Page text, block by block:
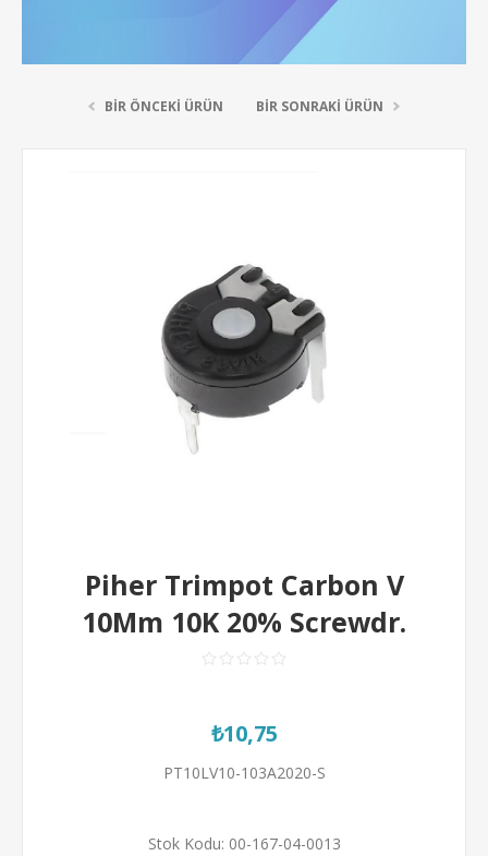
BIR ÖNCEKI ÜRÜN BIR SONRAKI ÜRÜN
Piher Trimpot Carbon V
10Mm 10K 20% Screwdr.
₺10,75
PT10LV10-103A2020-S
Stok Kodu: 00-167-04-0013